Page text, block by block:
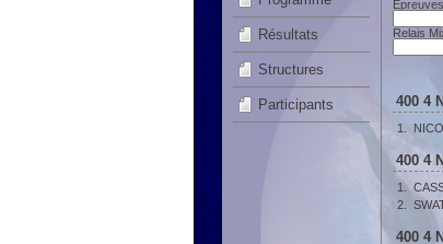
Résultats
Structures
Participants
Relais
400 4
1.
400 4
1.
2.
400 4